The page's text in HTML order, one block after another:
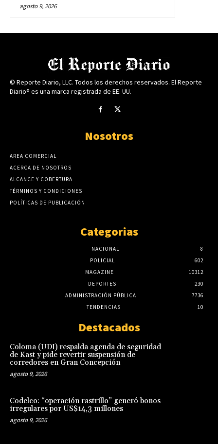
agosto 9, 2026
© Reporte Diario, LLC. Todos los derechos reservados. El Reporte
Diario® es una marca registrada de EE. UU.
Nosotros
AREA COMERCIAL
ACERCA DE NOSOTROS
ALCANCE Y COBERTURA
TÉRMINOS Y CONDICIONES
POLÍTICAS DE PUBLICACIÓN
Categorias
NACIONAL
8
POLICIAL
602
MAGAZINE
10312
DEPORTES
230
ADMINISTRACIÓN PÚBLICA
7736
TENDENCIAS
10
Destacados
Coloma (UDI) respalda agenda de seguridad
de Kast y pide revertir suspensión de
corredores en Gran Concepción
agosto 9, 2026
Codelco: “operación rastrillo” generó bonos
irregulares por US$14,3 millones
agosto 9, 2026